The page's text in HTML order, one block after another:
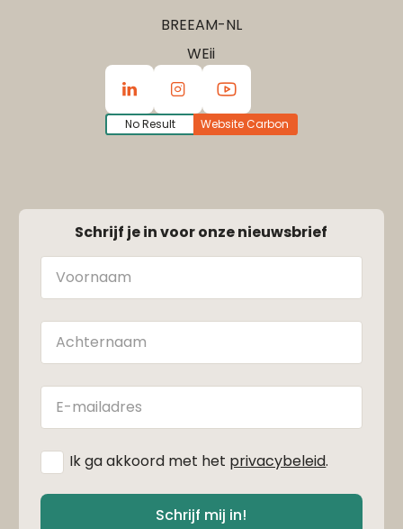
BREEAM-NL
WEii
No Result Website Carbon
Schrijf je in voor onze nieuwsbrief
Naam
Achternaam
E-
mailadres
* Ik ga akkoord met het privacybeleid.
Schrijf mij in!